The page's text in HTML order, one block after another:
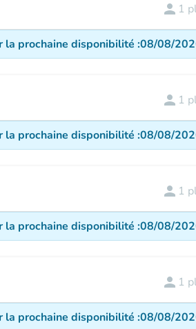
person 1
la prochaine disponibilité :08/08/
person 1
la prochaine disponibilité :08/08/
person 1
la prochaine disponibilité :08/08/
person 1
la prochaine disponibilité :08/08/